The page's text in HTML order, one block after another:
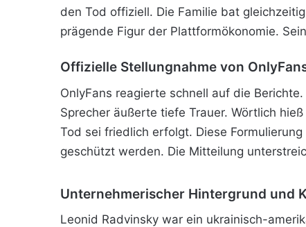
den Tod offiziell. Die Familie bat
prägende Figur der Plattformökonomie.
Offizielle Stellungnahme von
OnlyFans reagierte schnell auf die
Sprecher äußerte tiefe Trauer. Wörtlich
Tod sei friedlich erfolgt. Diese
geschützt werden. Die Mitteilung
Unternehmerischer Hintergrund und
Leonid Radvinsky war ein ukrainisch-